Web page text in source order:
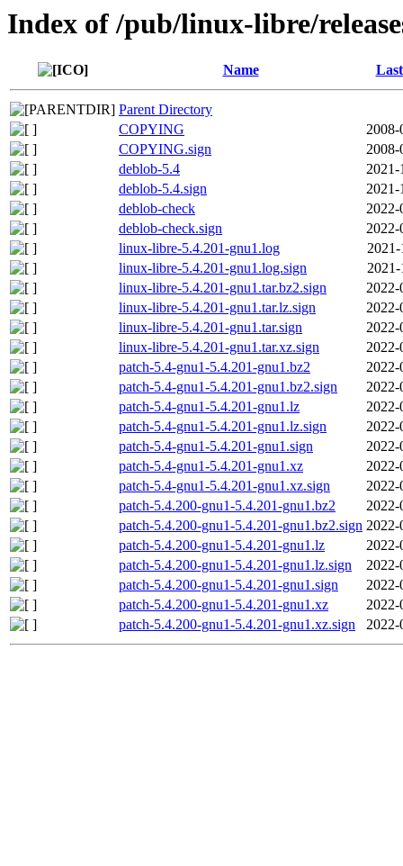
Index of /pub/linux-libre/
Name
Parent Directory
COPYING
2008-
COPYING.sign
2008-
deblob-5.4
2021-
deblob-5.4.sign
2021-
deblob-check
2022-
deblob-check.sign
2022-
linux-libre-5.4.201-gnu1.log
2021-
linux-libre-5.4.201-gnu1.log.sign
2021-
linux-libre-5.4.201-gnu1.tar.bz2.sign
2022-
linux-libre-5.4.201-gnu1.tar.lz.sign
2022-
linux-libre-5.4.201-gnu1.tar.sign
2022-
linux-libre-5.4.201-gnu1.tar.xz.sign
2022-
patch-5.4-gnu1-5.4.201-gnu1.bz2
2022-
patch-5.4-gnu1-5.4.201-gnu1.bz2.sign
2022-
patch-5.4-gnu1-5.4.201-gnu1.lz
2022-
patch-5.4-gnu1-5.4.201-gnu1.lz.sign
2022-
patch-5.4-gnu1-5.4.201-gnu1.sign
2022-
patch-5.4-gnu1-5.4.201-gnu1.xz
2022-
patch-5.4-gnu1-5.4.201-gnu1.xz.sign
2022-
patch-5.4.200-gnu1-5.4.201-gnu1.bz2
2022-
patch-5.4.200-gnu1-5.4.201-gnu1.bz2.sign 2022-
patch-5.4.200-gnu1-5.4.201-gnu1.lz
2022-
patch-5.4.200-gnu1-5.4.201-gnu1.lz.sign
2022-
patch-5.4.200-gnu1-5.4.201-gnu1.sign
2022-
patch-5.4.200-gnu1-5.4.201-gnu1.xz
2022-
patch-5.4.200-gnu1-5.4.201-gnu1.xz.sign
2022-